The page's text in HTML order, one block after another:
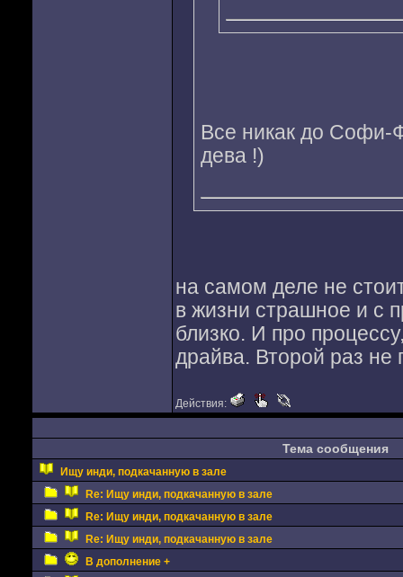
Все никак до Софи-
дева !)
на самом деле не
в жизни страшное и с
близко. И про
драйва. Второй раз
Действия:
Тема сообщения
Ищу инди, подкачанную в зале
Re: Ищу инди, подкачанную в зале
Re: Ищу инди, подкачанную в зале
Re: Ищу инди, подкачанную в зале
В дополнение +